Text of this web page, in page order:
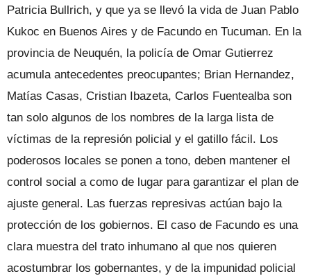
Patricia Bullrich, y que ya se llevó la vida de Juan Pablo
Kukoc en Buenos Aires y de Facundo en Tucuman. En la
provincia de Neuquén, la policía de Omar Gutierrez
acumula antecedentes preocupantes; Brian Hernandez,
Matías Casas, Cristian Ibazeta, Carlos Fuentealba son
tan solo algunos de los nombres de la larga lista de
víctimas de la represión policial y el gatillo fácil. Los
poderosos locales se ponen a tono, deben mantener el
control social a como de lugar para garantizar el plan de
ajuste general. Las fuerzas represivas actúan bajo la
protección de los gobiernos. El caso de Facundo es una
clara muestra del trato inhumano al que nos quieren
acostumbrar los gobernantes, y de la impunidad policial